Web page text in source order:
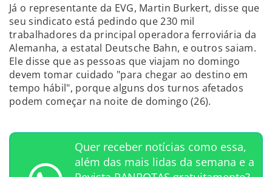
Já o representante da EVG, Martin Burkert, disse que
seu sindicato está pedindo que 230 mil
trabalhadores da principal operadora ferroviária da
Alemanha, a estatal Deutsche Bahn, e outros saiam.
Ele disse que as pessoas que viajam no domingo
devem tomar cuidado "para chegar ao destino em
tempo hábil", porque alguns dos turnos afetados
podem começar na noite de domingo (26).
Quer receber notícias como essa,
além das mais lidas da semana e a